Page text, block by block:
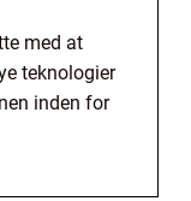
med at
teknologier
inden for